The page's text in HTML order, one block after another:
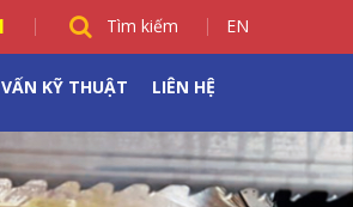
Tìm kiếm EN
KỸ THUẬT LIÊN HỆ